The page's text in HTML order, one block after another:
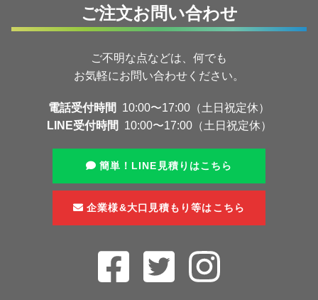
ご注文お問い合わせ
ご不明な点などは、何でも
お気軽にお問い合わせください。
電話受付時間
10:00〜17:00（土日祝定休）
LINE受付時間
10:00〜17:00（土日祝定休）
簡単！LINE見積りはこちら
企業様&大口見積もり等はこちら